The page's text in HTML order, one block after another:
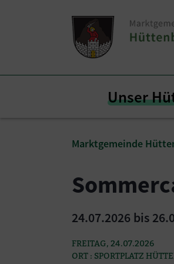
Unser
Marktgemeinde
24.07.2026 bis
FREITAG, 24.07.2026
ORT : SPORTPLATZ